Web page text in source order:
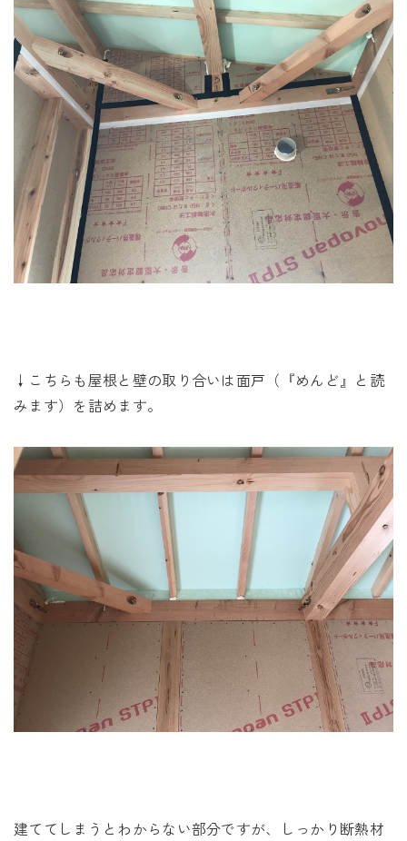
↓こちらも屋根と壁の取り合いは面戸（『めんど』と読
みます）を詰めます。
建ててしまうとわからない部分ですが、しっかり断熱材